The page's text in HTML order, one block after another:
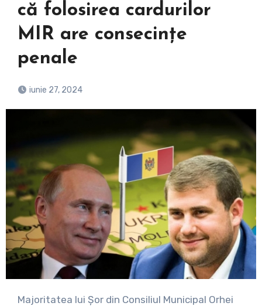
că folosirea cardurilor
MIR are consecințe
penale
iunie 27, 2024
Majoritatea lui Șor din Consiliul Municipal Orhei